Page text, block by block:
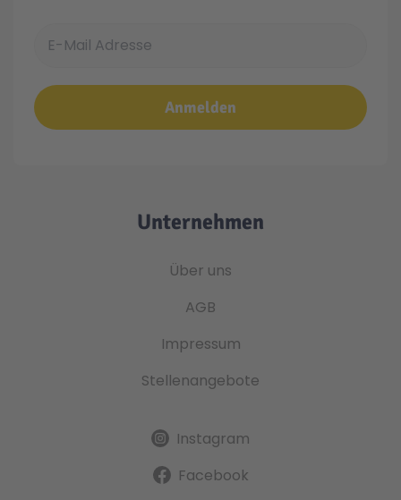
Anmelden
Unternehmen
Über uns
AGB
Impressum
Stellenangebote
Instagram
Facebook